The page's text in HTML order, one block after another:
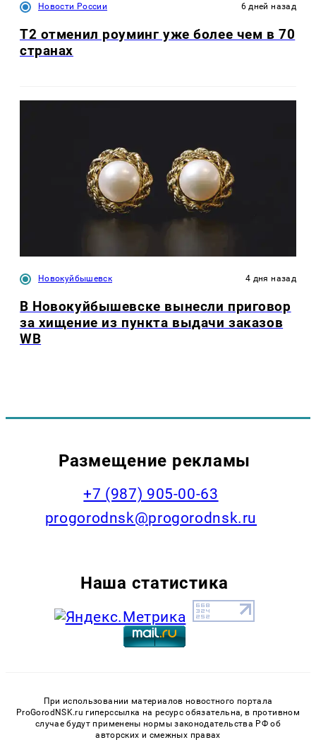
Новости России 6 дней назад
Т2 отменил роуминг уже более чем в 70
странах
Новокуйбышевск 4 дня назад
В Новокуйбышевске вынесли приговор
за хищение из пункта выдачи заказов
WB
Размещение рекламы
+7 (987) 905-00-63
progorodnsk@progorodnsk.ru
Наша статистика
При использовании материалов новостного портала
ProGorodNSK.ru гиперссылка на ресурс обязательна, в противном
случае будут применены нормы законодательства РФ об
авторских и смежных правах